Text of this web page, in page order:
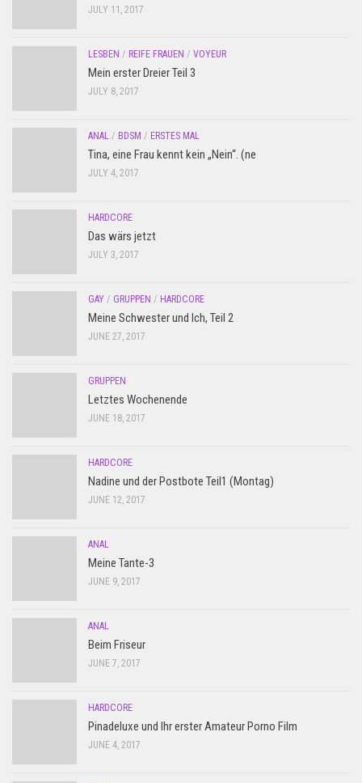
JULY 11, 2017
LESBEN / REIFE FRAUEN / VOYEUR
Mein erster Dreier Teil 3
JULY 8, 2017
ANAL / BDSM / ERSTES MAL
Tina, eine Frau kennt kein „Nein“. (ne
JULY 4, 2017
HARDCORE
Das wärs jetzt
JULY 3, 2017
GAY / GRUPPEN / HARDCORE
Meine Schwester und Ich, Teil 2
JUNE 27, 2017
GRUPPEN
Letztes Wochenende
JUNE 18, 2017
HARDCORE
Nadine und der Postbote Teil1 (Montag)
JUNE 12, 2017
ANAL
Meine Tante-3
JUNE 9, 2017
ANAL
Beim Friseur
JUNE 7, 2017
HARDCORE
Pinadeluxe und Ihr erster Amateur Porno Film
JUNE 4, 2017